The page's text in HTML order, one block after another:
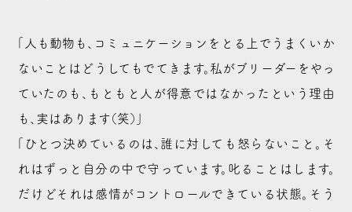
「人も動物も、コミュニケーションをとる上でうまくいか
ないことはどうしてもでてきます。私がブリーダーをやっ
ていたのも、もともと人が得意ではなかったという理由
も、実はあります（笑）」
「ひとつ決めているのは、誰に対しても怒らないこと。そ
れはずっと自分の中で守っています。叱ることはします。
だけどそれは感情がコントロールできている状態。そう